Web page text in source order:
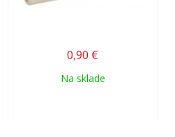
0,90 €
Na sklade